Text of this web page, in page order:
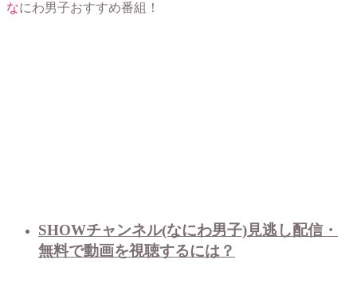
なにわ男子おすすめ番組！
SHOWチャンネル(なにわ男子)見逃し配信・
無料で動画を視聴するには？